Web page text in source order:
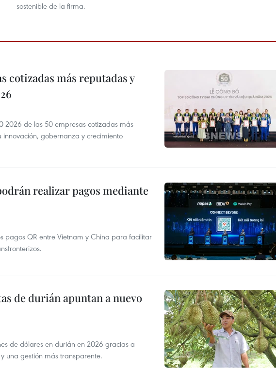
sostenible de la firma.
cotizadas más reputadas y
2026 de las 50 empresas cotizadas más
gobernanza y crecimiento
realizar pagos mediante
pagos QR entre Vietnam y China para facilitar
de durián apuntan a nuevo
de dólares en durián en 2026 gracias a
una gestión más transparente.